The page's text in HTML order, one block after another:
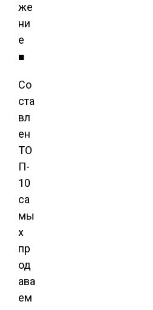
же
ни
е
■
Со
ста
вл
ен
ТО
П-
10
са
мы
х
пр
од
ава
ем